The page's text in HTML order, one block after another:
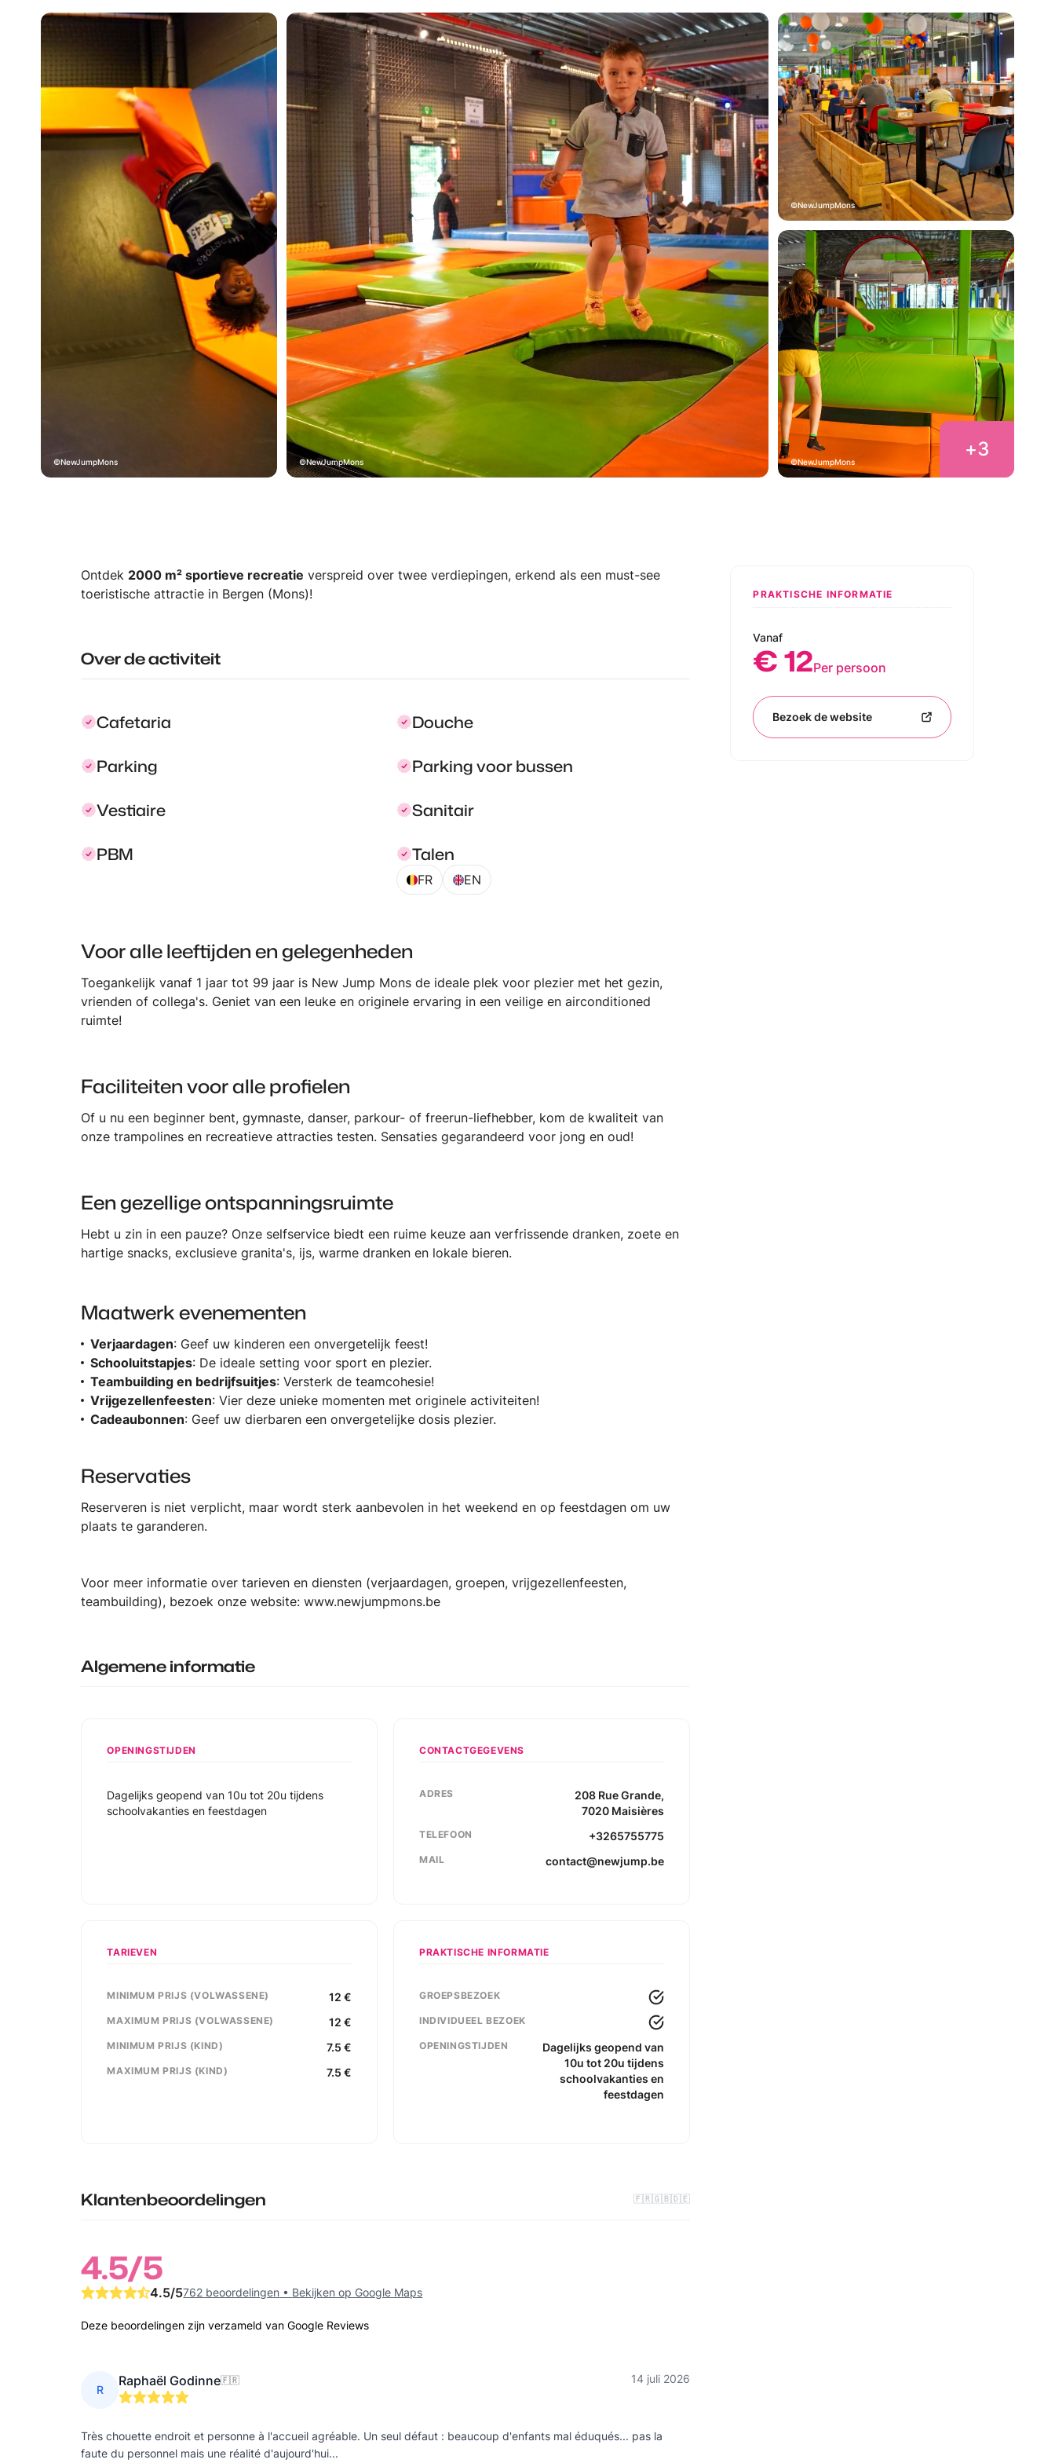
NewJumpMons NewJumpMons
NewJumpMons
NewJumpMons
+3
Ontdek2000 m² sportieve recreatie verspreid over twee verdiepingen, erkend als een must-see
toeristische attractie in Bergen (Mons)!
Over de activiteit
Cafetaria
Douche
Parking
Parking voor bussen
Vestiaire
Sanitair
PBM
Talen
FR EN
Voor alle leeftijden en gelegenheden
Toegankelijk vanaf 1 jaar tot 99 jaar is New Jump Mons de ideale plek voor plezier met het gezin,
vrienden of collega's. Geniet van een leuke en originele ervaring in een veilige en airconditioned
ruimte!
Faciliteiten voor alle profielen
Of u nu een beginner bent, gymnaste, danser, parkour- of freerun-liefhebber, kom de kwaliteit van
onze trampolines en recreatieve attracties testen. Sensaties gegarandeerd voor jong en oud!
Een gezellige ontspanningsruimte
Hebt u zin in een pauze? Onze selfservice biedt een ruime keuze aan verfrissende dranken, zoete en
hartige snacks, exclusieve granita's, ijs, warme dranken en lokale bieren.
Maatwerk evenementen
Verjaardagen: Geef uw kinderen een onvergetelijk feest!
Schooluitstapjes: De ideale setting voor sport en plezier.
Teambuilding en bedrijfsuitjes: Versterk de teamcohesie!
Vrijgezellenfeesten: Vier deze unieke momenten met originele activiteiten!
Cadeaubonnen: Geef uw dierbaren een onvergetelijke dosis plezier.
Reservaties
Reserveren is niet verplicht, maar wordt sterk aanbevolen in het weekend en op feestdagen om uw
plaats te garanderen.
Voor meer informatie over tarieven en diensten (verjaardagen, groepen, vrijgezellenfeesten,
teambuilding), bezoek onze website:www.newjumpmons.be
Algemene informatie
OPENINGSTIJDEN
Dagelijks geopend van 10u tot 20u tijdens
schoolvakanties en feestdagen
CONTACTGEGEVENS
ADRES 208 Rue Grande,
7020 Maisières
TELEFOON +3265755775
MAIL contact@newjump.be
TARIEVEN
MINIMUM PRIJS (VOLWASSENE) 12 €
MAXIMUM PRIJS (VOLWASSENE) 12 €
MINIMUM PRIJS (KIND) 7.5 €
MAXIMUM PRIJS (KIND) 7.5 €
PRAKTISCHE INFORMATIE
GROEPSBEZOEK
INDIVIDUEEL BEZOEK
OPENINGSTIJDEN
Dagelijks geopend van
10u tot 20u tijdens
schoolvakanties en
feestdagen
Klantenbeoordelingen 🇫🇷🇬🇧🇩🇪
4.5/5
4.5/5762 beoordelingen • Bekijken op Google Maps
Deze beoordelingen zijn verzameld van Google Reviews
R
Raphaël Godinne🇫🇷 14 juli 2026
Très chouette endroit et personne à l'accueil agréable. Un seul défaut : beaucoup d'enfants mal éduqués... pas la
faute du personnel mais une réalité d'aujourd'hui...
PRAKTISCHE INFORMATIE
Vanaf
€ 12Per persoon
Bezoek de website